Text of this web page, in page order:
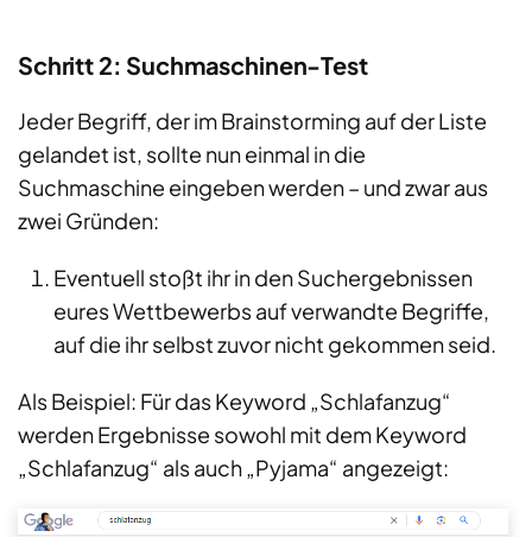
Schritt 2: Suchmaschinen-Test
Jeder Begriff, der im Brainstorming auf der Liste
gelandet ist, sollte nun einmal in die
Suchmaschine eingeben werden – und zwar aus
zwei Gründen:
Eventuell stoßt ihr in den Suchergebnissen
eures Wettbewerbs auf verwandte Begriffe,
auf die ihr selbst zuvor nicht gekommen seid.
Als Beispiel: Für das Keyword „Schlafanzug“
werden Ergebnisse sowohl mit dem Keyword
„Schlafanzug“ als auch „Pyjama“ angezeigt: